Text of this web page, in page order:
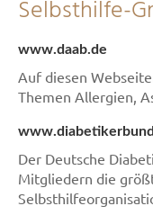
Selbsthilfe-
www.daab.de
Auf diesen
Themen Allergien,
Der Deutsche
Mitgliedern die